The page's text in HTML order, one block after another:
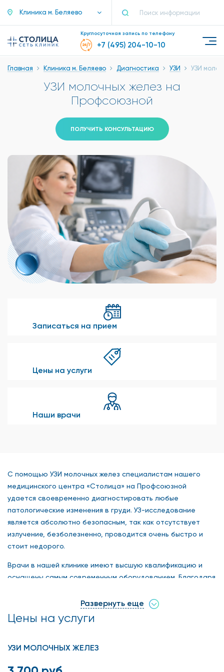
Клиника м. Беляево
Круглосуточная запись по телефону
+7 (495) 204-10-10
Главная Клиника м. Беляево Диагностика УЗИ УЗИ
УЗИ молочных желез на
Профсоюзной
ПОЛУЧИТЬ КОНСУЛЬТАЦИЮ
Записаться на прием
Цены на услуги
Наши врачи
С помощью УЗИ молочных желез специалистам нашего
медицинского центра «Столица» на Профсоюзной
удается своевременно диагностировать любые
патологические изменения в груди. УЗ-исследование
является абсолютно безопасным, так как отсутствует
излучение, безболезненно, проводится очень быстро и
стоит недорого.
Врачи в нашей клинике имеют высшую квалификацию и
оснащены самым современным оборудованием. Благодаря
изменения в тканях, поставить точный диагноз и
подобрать эффективную тактику лечения. Именно поэтому
многие пациенты остаются довольны работой нашего
Развернуть еще
Цены на услуги
УЗИ МОЛОЧНЫХ ЖЕЛЕЗ